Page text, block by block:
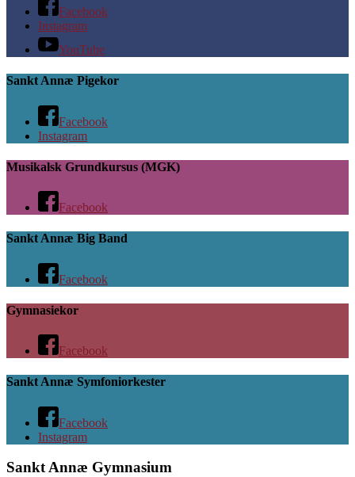
Facebook
Instagram
YouTube
Sankt Annæ Pigekor
Facebook
Instagram
Musikalsk Grundkursus (MGK)
Facebook
Sankt Annæ Big Band
Facebook
Gymnasiekor
Facebook
Sankt Annæ Symfoniorkester
Facebook
Instagram
Sankt Annæ Gymnasium